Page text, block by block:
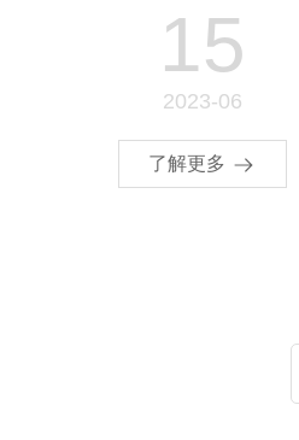
15
2023-06
了解更多